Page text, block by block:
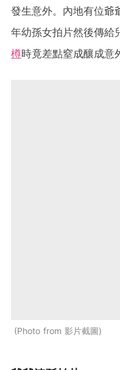
發生意外。內地有位爺
年幼孫女拍片然後傳給
樽時竟差點窒成釀成意
Photo from 影片截圖